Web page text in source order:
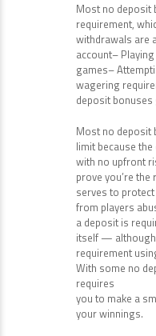
Most no deposit
requirement,
withdrawals are
account–
games–
wagering
deposit
Most no deposit
limit because
with no upfront
prove you’re
serves to
from players
a deposit is
itself — although
requirement
With some no
requires
you to make a
your winnings.